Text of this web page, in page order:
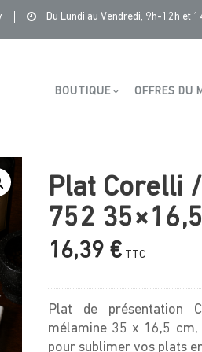
Du Lundi au Vendredi, 9h-12h et
BOUTIQUE OFFRES DU
Plat Corelli
752
16,39 € TTC
Plat de présentation
mélamine 35 x 16,5
pour sublimer vos plats